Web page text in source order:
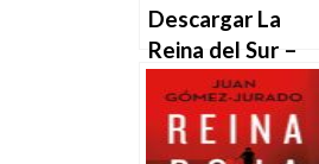
Descargar La
Reina del Sur –
Arturo Pérez-
Reverte en EPUB
| PDF | MOBI